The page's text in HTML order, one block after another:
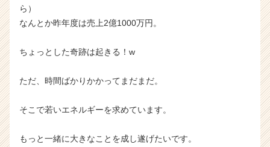
ら）
なんとか昨年度は売上2億1000万円。
ちょっとした奇跡は起きる！w
ただ、時間ばかりかかってまだまだ。
そこで若いエネルギーを求めています。
もっと一緒に大きなことを成し遂げたいです。